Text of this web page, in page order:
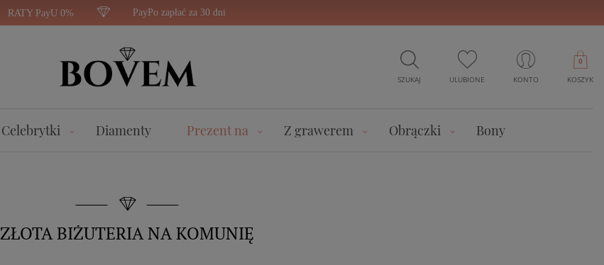
RATY PayU 0% PayPo zapłać za 30 dni
SZUKAJ ULUBIONE KONTO KOSZYK
0
Celebrytki Diamenty Prezent na Z grawerem Obrączki Bony
ZŁOTA BIŻUTERIA NA KOMUNIĘ